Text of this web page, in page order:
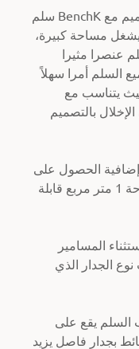
سلم BenchK هو مزيج من الوظائف المتعددة والتصميم مع
يشغل مساحة كبيرة،
عنصرا مثيرا
السلم أمرا سهلاً
يتناسب مع
بالتصميم
إضافية الحصول على
صالة ألعاب رياضية مدمجة على مساحة 1 متر مربع قابلة
المسامير
الجدار الذي
السلم يقع على
بجدار فاصل يزيد